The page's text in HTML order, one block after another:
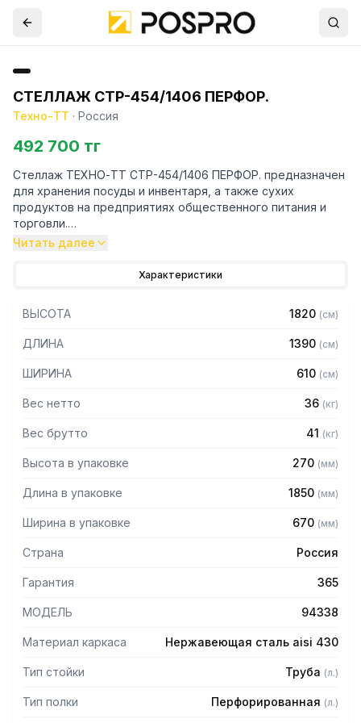
СТЕЛЛАЖ СТР-454/1406 ПЕРФОР.
Техно-ТТ · Россия
492 700 тг
Стеллаж ТЕХНО-ТТ СТР-454/1406 ПЕРФОР. предназначен
для хранения посуды и инвентаря, а также сухих
продуктов на предприятиях общественного питания и
торговли.
430 толщиной 1,2 мм
— Четыре перфорированные полки из нержавеющей
стали марки AISI 304 толщиной 0,8 мм
— Расстояние между полками регулируемое с шагом 120
— Регулируемые опоры
Читать далее
Характеристики
ВЫСОТА 1820 (см)
ДЛИНА 1390 (см)
ШИРИНА 610 (см)
Вес нетто 36 (кг)
Вес брутто 41 (кг)
Высота в упаковке 270 (мм)
Длина в упаковке 1850 (мм)
Ширина в упаковке 670 (мм)
Страна Россия
Гарантия 365
МОДЕЛЬ 94338
Материал каркаса Нержавеющая сталь aisi 430
Тип стойки Труба (л.)
Тип полки Перфорированная (л.)